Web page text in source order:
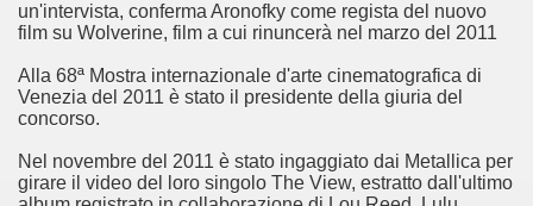
un'intervista, conferma Aronofky come regista del nuovo
film su Wolverine, film a cui rinuncerà nel marzo del 2011
Alla 68ª Mostra internazionale d'arte cinematografica di
Venezia del 2011 è stato il presidente della giuria del
concorso.
Nel novembre del 2011 è stato ingaggiato dai Metallica per
girare il video del loro singolo The View, estratto dall'ultimo
Se Ti Piacciono nel mese di Settembre 2013.
Se Ti Piacciono nel mese di Dicembre 2013.